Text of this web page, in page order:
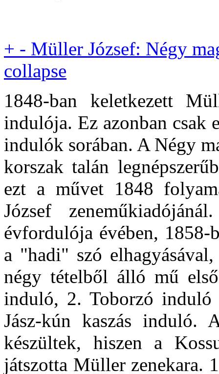
+ - Müller József: Négy
collapse
1848-ban keletkezett
indulója. Ez azonban csak
indulók sorában. A Négy
korszak talán
ezt a művet 1848
József
évfordulója évében, 1858-
a "hadi" szó
négy tételből álló mű
induló, 2. Toborzó induló
Jász-kún kaszás induló.
készültek, hiszen a
játszotta Müller zenekara.